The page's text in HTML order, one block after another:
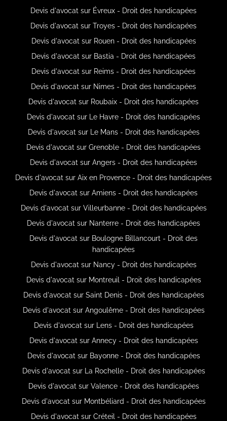
Devis d'avocat sur Évreux - Droit des handicapées
Devis d'avocat sur Troyes - Droit des handicapées
Devis d'avocat sur Rouen - Droit des handicapées
Devis d'avocat sur Bastia - Droit des handicapées
Devis d'avocat sur Reims - Droit des handicapées
Devis d'avocat sur Nimes - Droit des handicapées
Devis d'avocat sur Roubaix - Droit des handicapées
Devis d'avocat sur Le Havre - Droit des handicapées
Devis d'avocat sur Le Mans - Droit des handicapées
Devis d'avocat sur Grenoble - Droit des handicapées
Devis d'avocat sur Angers - Droit des handicapées
Devis d'avocat sur Aix en Provence - Droit des handicapées
Devis d'avocat sur Amiens - Droit des handicapées
Devis d'avocat sur Villeurbanne - Droit des handicapées
Devis d'avocat sur Nanterre - Droit des handicapées
Devis d'avocat sur Boulogne Billancourt - Droit des
handicapées
Devis d'avocat sur Nancy - Droit des handicapées
Devis d'avocat sur Montreuil - Droit des handicapées
Devis d'avocat sur Saint Denis - Droit des handicapées
Devis d'avocat sur Angoulême - Droit des handicapées
Devis d'avocat sur Lens - Droit des handicapées
Devis d'avocat sur Annecy - Droit des handicapées
Devis d'avocat sur Bayonne - Droit des handicapées
Devis d'avocat sur La Rochelle - Droit des handicapées
Devis d'avocat sur Valence - Droit des handicapées
Devis d'avocat sur Montbéliard - Droit des handicapées
Devis d'avocat sur Créteil - Droit des handicapées